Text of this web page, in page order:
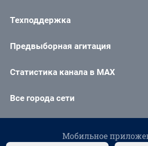
Техподдержка
Предвыборная агитация
Статистика канала в MAX
Все города сети
Мобильное